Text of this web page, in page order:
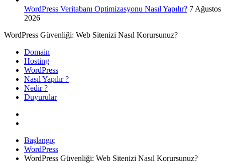
WordPress Veritabanı Optimizasyonu Nasıl Yapılır? 7 Ağustos
2026
WordPress Güvenliği: Web Sitenizi Nasıl Korursunuz?
Domain
Hosting
WordPress
Nasıl Yapılır ?
Nedir ?
Duyurular
Başlangıç
WordPress
WordPress Güvenliği: Web Sitenizi Nasıl Korursunuz?